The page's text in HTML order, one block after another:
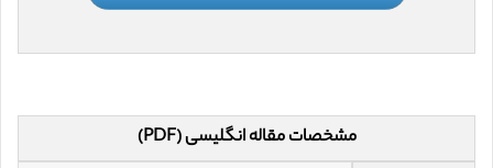
مشخصات مقاله انگلیسی (PDF)